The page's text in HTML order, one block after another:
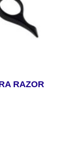
RAZOR